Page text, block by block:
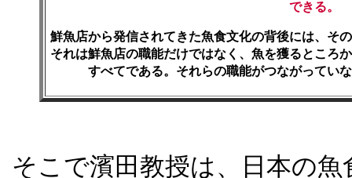
できる。
鮮魚店から発信されてきた魚食文化の背後には、そ
それは鮮魚店の職能だけではなく、魚を獲るところ
すべてである。それらの職能がつながってい
そこで濱田教授は、日本の